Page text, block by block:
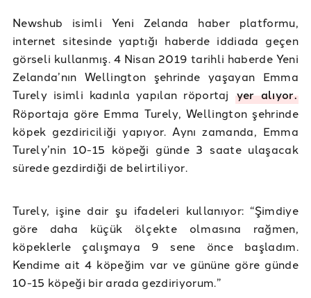
Newshub isimli Yeni Zelanda haber platformu,
internet sitesinde yaptığı haberde iddiada geçen
görseli kullanmış. 4 Nisan 2019 tarihli haberde Yeni
Zelanda’nın Wellington şehrinde yaşayan Emma
Turely isimli kadınla yapılan röportaj yer alıyor.
Röportaja göre Emma Turely, Wellington şehrinde
köpek gezdiriciliği yapıyor. Aynı zamanda, Emma
Turely’nin 10-15 köpeği günde 3 saate ulaşacak
sürede gezdirdiği de belirtiliyor.
Turely, işine dair şu ifadeleri kullanıyor: “Şimdiye
göre daha küçük ölçekte olmasına rağmen,
köpeklerle çalışmaya 9 sene önce başladım.
Kendime ait 4 köpeğim var ve gününe göre günde
10-15 köpeği bir arada gezdiriyorum.”